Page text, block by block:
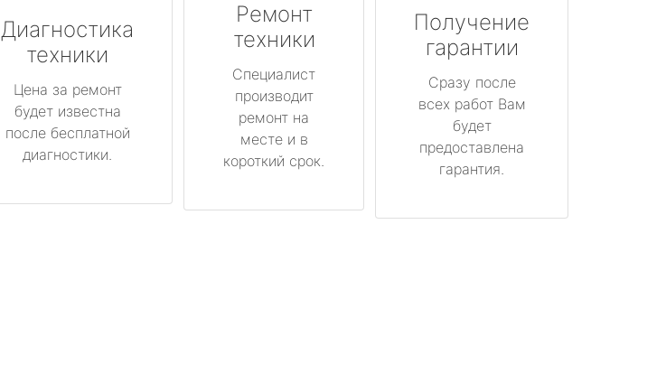
Диагностика
техники
Цена за ремонт
будет известна
после бесплатной
диагностики.
Ремонт
техники
Специалист
производит
ремонт на
месте и в
короткий срок.
Получение
гарантии
Сразу после
всех работ Вам
будет
предоставлена
гарантия.